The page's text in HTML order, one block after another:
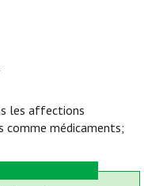
les affections
comme médicaments;